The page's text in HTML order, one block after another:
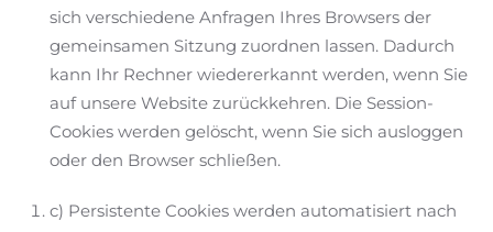
sich verschiedene Anfragen Ihres Browsers der
gemeinsamen Sitzung zuordnen lassen. Dadurch
kann Ihr Rechner wiedererkannt werden, wenn Sie
auf unsere Website zurückkehren. Die Session-
Cookies werden gelöscht, wenn Sie sich ausloggen
oder den Browser schließen.
c) Persistente Cookies werden automatisiert nach